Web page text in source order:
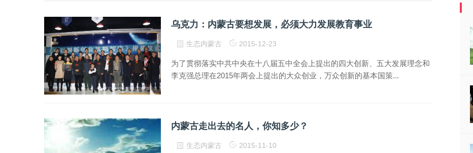
乌克力：内蒙古要想发展，必须大力发展教育事业
生态内蒙古 2015-12-23
为了贯彻落实中共中央在十八届五中全会上提出的四大创新、五大发展理念和
李克强总理在2015年两会上提出的大众创业，万众创新的基本国策...
内蒙古走出去的名人，你知多少？
生态内蒙古 2015-11-10